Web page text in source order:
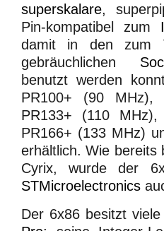
superskalare,
Pin-kompatibel zum
damit in den zum
gebräuchlichen
benutzt werden
PR100+ (90 MHz),
PR133+ (110
PR166+ (133 MHz)
erhältlich. Wie bereits
Cyrix, wurde der
STMicroelectronics
Der 6x86 besitzt